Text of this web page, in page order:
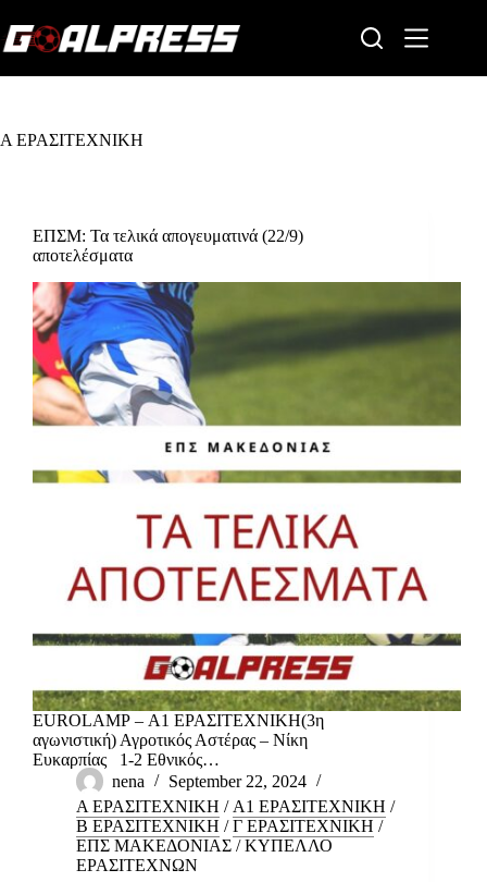
to
content
Α ΕΡΑΣΙΤΕΧΝΙΚΗ
ΕΠΣΜ: Τα τελικά απογευματινά (22/9)
αποτελέσματα
EUROLAMP – Α1 ΕΡΑΣΙΤΕΧΝΙΚΗ(3η
αγωνιστική) Αγροτικός Αστέρας – Νίκη
Ευκαρπίας 1-2 Εθνικός…
nena
September 22, 2024
Α ΕΡΑΣΙΤΕΧΝΙΚΗ / Α1 ΕΡΑΣΙΤΕΧΝΙΚΗ /
Β ΕΡΑΣΙΤΕΧΝΙΚΗ /Γ ΕΡΑΣΙΤΕΧΝΙΚΗ /
ΕΠΣ ΜΑΚΕΔΟΝΙΑΣ /ΚΥΠΕΛΛΟ
ΕΡΑΣΙΤΕΧΝΩΝ